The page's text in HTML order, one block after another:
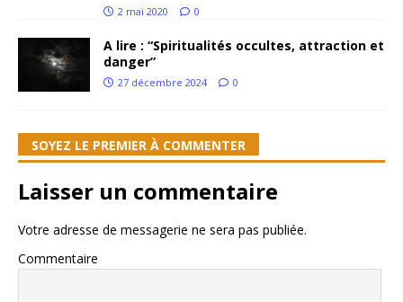
2 mai 2020 0
A lire : “Spiritualités occultes, attraction et
danger”
27 décembre 2024 0
SOYEZ LE PREMIER À COMMENTER
Laisser un commentaire
Votre adresse de messagerie ne sera pas publiée.
Commentaire